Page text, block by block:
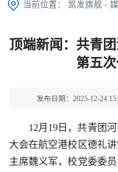
当前位置： 凯发旗舰 -
顶端新闻：共青
第五
发布日期：2025-12-24
12月19日，共青团
大会在航空港校区德礼
主席魏义军，校党委委